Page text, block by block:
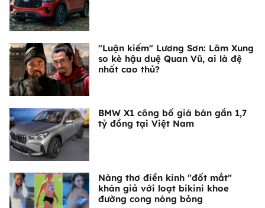
"Luận kiếm" Lương Sơn: Lâm Xung
so kè hậu duệ Quan Vũ, ai là đệ
nhất cao thủ?
BMW X1 công bố giá bán gần 1,7
tỷ đồng tại Việt Nam
Nàng thơ điền kinh "đốt mắt"
khán giả với loạt bikini khoe
đường cong nóng bỏng